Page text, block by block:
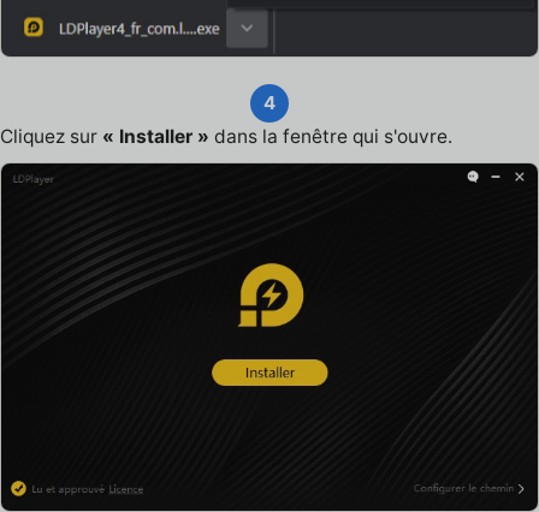
4
Cliquez sur « Installer » dans la fenêtre qui s'ouvre.